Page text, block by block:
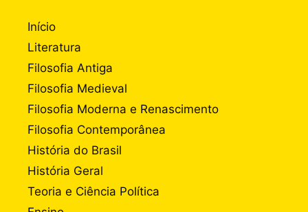
Início
Literatura
Filosofia Antiga
Filosofia Medieval
Filosofia Moderna e Renascimento
Filosofia Contemporânea
História do Brasil
História Geral
Teoria e Ciência Política